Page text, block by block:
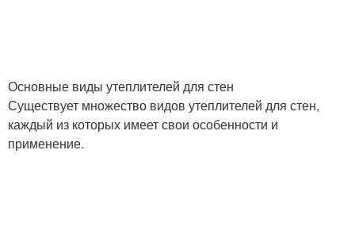
Основные виды утеплителей для стен
Существует множество видов утеплителей для стен,
каждый из которых имеет свои особенности и
применение.